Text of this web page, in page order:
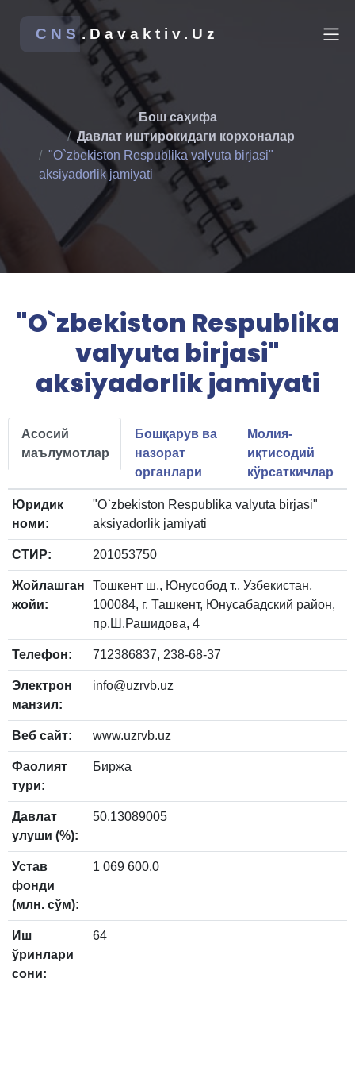
CNS .Davaktiv.Uz
Бош саҳифа
Давлат иштирокидаги корхоналар
"O`zbekiston Respublika valyuta birjasi"
aksiyadorlik jamiyati
"O`zbekiston Respublika
valyuta birjasi"
aksiyadorlik jamiyati
Асосий
маълумотлар
Бошқарув ва
назорат
органлари
Молия-
иқтисодий
кўрсаткичлар
Юридик
номи:
"O`zbekiston Respublika valyuta birjasi"
aksiyadorlik jamiyati
СТИР: 201053750
Жойлашган
жойи:
Тошкент ш., Юнусобод т., Узбекистан,
100084, г. Ташкент, Юнусабадский район,
пр.Ш.Рашидова, 4
Телефон: 712386837, 238-68-37
Электрон
манзил:
info@uzrvb.uz
Веб сайт: www.uzrvb.uz
Фаолият
тури:
Биржа
Давлат
улуши (%):
50.13089005
Устав
фонди
(млн. сўм):
1 069 600.0
Иш
ўринлари
сони:
64